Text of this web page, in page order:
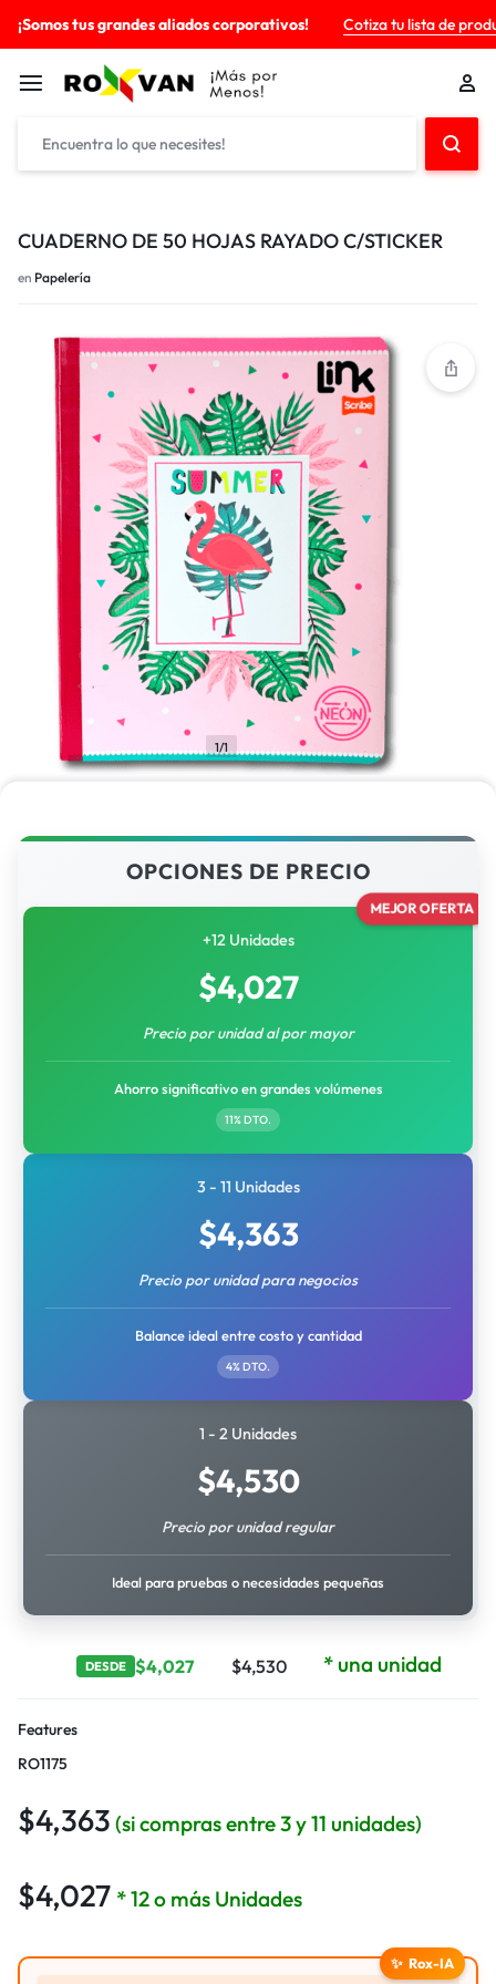
¡Somos tus grandes aliados corporativos! Cotiza tu lista de
CUADERNO DE 50 HOJAS RAYADO C/STICKER
en Papelería
1/1
OPCIONES DE PRECIO
MEJOR OFERTA
+12 Unidades
$4,027
Precio por unidad al por mayor
Ahorro significativo en grandes volúmenes
11% DTO.
3 - 11 Unidades
$4,363
Precio por unidad para negocios
Balance ideal entre costo y cantidad
4% DTO.
1 - 2 Unidades
$4,530
Precio por unidad regular
Ideal para pruebas o necesidades pequeñas
DESDE $4,027 $4,530 * una unidad
Features
RO1175
$4,363 (si compras entre 3 y 11 unidades)
$4,027 * 12 o más Unidades
✨ Rox-IA